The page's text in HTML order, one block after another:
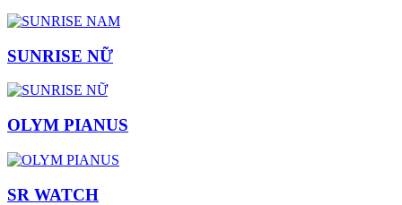
SUNRISE NỮ
OLYM PIANUS
SR WATCH